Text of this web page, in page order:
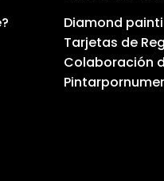
Diamond
Tarjetas de
Colaboración